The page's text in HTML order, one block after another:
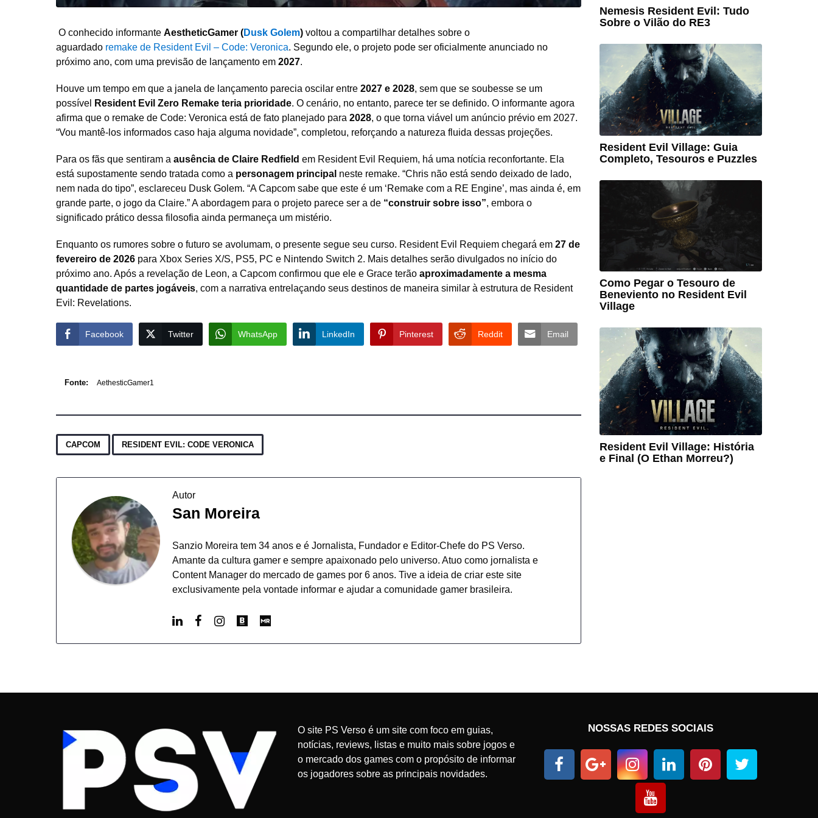
O conhecido informante AestheticGamer (Dusk Golem) voltou a compartilhar detalhes sobre o
aguardado remake de Resident Evil – Code: Veronica. Segundo ele, o projeto pode ser oficialmente anunciado no
próximo ano, com uma previsão de lançamento em 2027.
Houve um tempo em que a janela de lançamento parecia oscilar entre 2027 e 2028, sem que se soubesse se um
possível
Resident Evil Zero Remake teria prioridade. O cenário, no entanto, parece ter se definido. O informante agora
afirma que o remake de Code: Veronica está de fato planejado para 2028, o que torna viável um anúncio prévio em 2027.
“Vou mantê-los informados caso haja alguma novidade”, completou, reforçando a natureza fluida dessas projeções.
Para os fãs que sentiram a ausência de Claire Redfield em Resident Evil Requiem, há uma notícia reconfortante. Ela
está supostamente sendo tratada como a personagem principal neste remake. “Chris não está sendo deixado de lado,
nem nada do tipo”, esclareceu Dusk Golem. “A Capcom sabe que este é um ‘Remake com a RE Engine’, mas ainda é, em
grande parte, o jogo da Claire.” A abordagem para o projeto parece ser a de “construir sobre isso”, embora o
significado prático dessa filosofia ainda permaneça um mistério.
Enquanto os rumores sobre o futuro se avolumam, o presente segue seu curso. Resident Evil Requiem chegará em 27 de
fevereiro de 2026 para Xbox Series X/S, PS5, PC e Nintendo Switch 2. Mais detalhes serão divulgados no início do
próximo ano. Após a revelação de Leon, a Capcom confirmou que ele e Grace terão aproximadamente a mesma
quantidade de partes jogáveis, com a narrativa entrelaçando seus destinos de maneira similar à estrutura de Resident
Evil: Revelations.
Facebook Twitter WhatsApp LinkedIn Pinterest Reddit Email
Fonte: AethesticGamer1
CAPCOM RESIDENT EVIL: CODE VERONICA
Autor
San Moreira
Sanzio Moreira tem 34 anos e é Jornalista, Fundador e Editor-Chefe do PS Verso.
Amante da cultura gamer e sempre apaixonado pelo universo. Atuo como jornalista e
Content Manager do mercado de games por 6 anos. Tive a ideia de criar este site
exclusivamente pela vontade informar e ajudar a comunidade gamer brasileira.
Nemesis Resident Evil: Tudo
Sobre o Vilão do RE3
Resident Evil Village: Guia
Completo, Tesouros e Puzzles
Como Pegar o Tesouro de
Beneviento no Resident Evil
Village
Resident Evil Village: História
e Final (O Ethan Morreu?)
O site PS Verso é um site com foco em guias,
notícias, reviews, listas e muito mais sobre jogos e
o mercado dos games com o propósito de informar
os jogadores sobre as principais novidades.
NOSSAS REDES SOCIAIS